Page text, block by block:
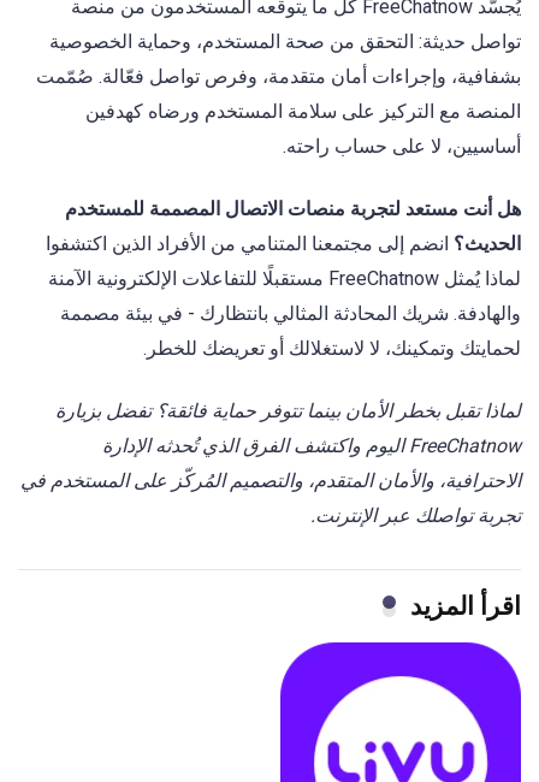
يُجسّد FreeChatnow كل ما يتوقعه المستخدمون من منصة
تواصل حديثة: التحقق من صحة المستخدم، وحماية الخصوصية
بشفافية، وإجراءات أمان متقدمة، وفرص تواصل فعّالة. صُمّمت
المنصة مع التركيز على سلامة المستخدم ورضاه كهدفين
أساسيين، لا على حساب راحته.
هل أنت مستعد لتجربة منصات الاتصال المصممة للمستخدم
الحديث؟ انضم إلى مجتمعنا المتنامي من الأفراد الذين اكتشفوا
لماذا يُمثل FreeChatnow مستقبلًا للتفاعلات الإلكترونية الآمنة
والهادفة. شريك المحادثة المثالي بانتظارك - في بيئة مصممة
لحمايتك وتمكينك، لا لاستغلالك أو تعريضك للخطر.
لماذا تقبل بخطر الأمان بينما تتوفر حماية فائقة؟ تفضل بزيارة
FreeChatnow اليوم واكتشف الفرق الذي تُحدثه الإدارة
الاحترافية، والأمان المتقدم، والتصميم المُركّز على المستخدم في
تجربة تواصلك عبر الإنترنت.
اقرأ المزيد